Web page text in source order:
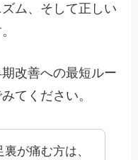
ム、そして正しい
改善への最短ルー
てください。
が痛む方は、